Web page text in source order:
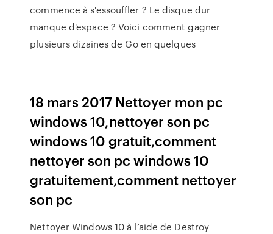
commence à s'essouffler ? Le disque dur
manque d'espace ? Voici comment gagner
plusieurs dizaines de Go en quelques
18 mars 2017 Nettoyer mon pc
windows 10,nettoyer son pc
windows 10 gratuit,comment
nettoyer son pc windows 10
gratuitement,comment nettoyer
son pc
Nettoyer Windows 10 à l’aide de Destroy